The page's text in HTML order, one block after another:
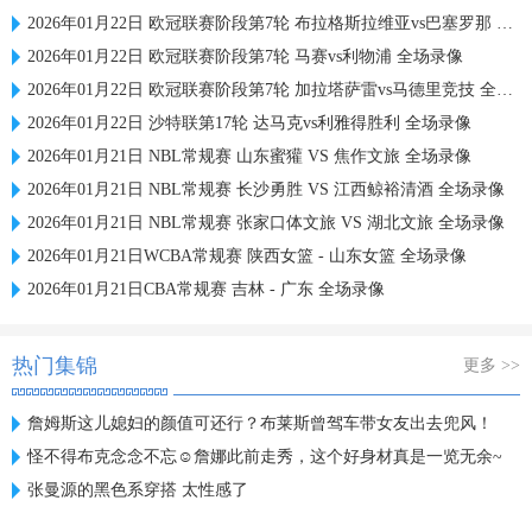
2026年01月22日 欧冠联赛阶段第7轮 布拉格斯拉维亚vs巴塞罗那 全场录像
2026年01月22日 欧冠联赛阶段第7轮 马赛vs利物浦 全场录像
2026年01月22日 欧冠联赛阶段第7轮 加拉塔萨雷vs马德里竞技 全场录像
2026年01月22日 沙特联第17轮 达马克vs利雅得胜利 全场录像
2026年01月21日 NBL常规赛 山东蜜獾 VS 焦作文旅 全场录像
2026年01月21日 NBL常规赛 长沙勇胜 VS 江西鲸裕清酒 全场录像
2026年01月21日 NBL常规赛 张家口体文旅 VS 湖北文旅 全场录像
2026年01月21日WCBA常规赛 陕西女篮 - 山东女篮 全场录像
2026年01月21日CBA常规赛 吉林 - 广东 全场录像
热门集锦 更多 >>
詹姆斯这儿媳妇的颜值可还行？布莱斯曾驾车带女友出去兜风！
怪不得布克念念不忘☺️詹娜此前走秀，这个好身材真是一览无余~
张曼源的黑色系穿搭 太性感了